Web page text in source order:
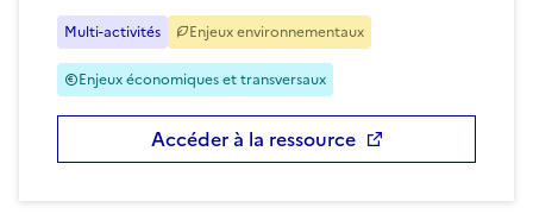
Multi-activités Enjeux environnementaux
Enjeux économiques et transversaux
Accéder à la ressource